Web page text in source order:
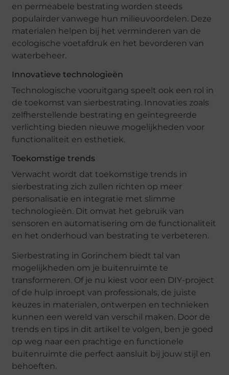
en permeabele bestrating worden steeds
populairder vanwege hun milieuvoordelen. Deze
materialen helpen bij het verminderen van de
ecologische voetafdruk en het bevorderen van
waterbeheer.
Innovatieve technologieën
Technologische vooruitgang speelt ook een rol in
de toekomst van sierbestrating. Innovaties zoals
zelfherstellende bestrating en geïntegreerde
verlichting bieden nieuwe mogelijkheden voor
functionaliteit en esthetiek.
Toekomstige trends
Verwacht wordt dat toekomstige trends in
sierbestrating zich zullen richten op meer
personalisatie en integratie met slimme
technologieën. Dit omvat het gebruik van
sensoren en automatisering om de functionaliteit
en het onderhoud van bestrating te verbeteren.
Sierbestrating in Gorinchem biedt tal van
mogelijkheden om je buitenruimte te
transformeren. Of je nu kiest voor een DIY-project
of de hulp inroept van professionals, de juiste
keuzes in materialen, ontwerpen en technieken
kunnen een wereld van verschil maken. Door de
trends en tips in dit artikel te volgen, ben je goed
op weg naar een prachtige en functionele
buitenruimte die perfect aansluit bij jouw stijl en
behoeften.